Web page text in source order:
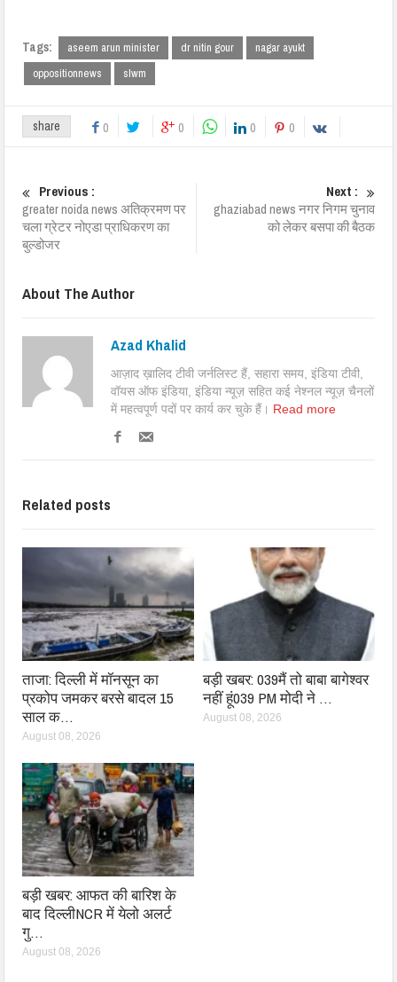
Tags: aseem arun minister dr nitin gour
nagar ayukt
oppositionnews
slwm
share 0 0 0 0
Previous :
greater noida news अतिक्रमण पर
चला ग्रेटर नोएडा प्राधिकरण का
बुल्डोजर
Next :
ghaziabad news नगर निगम चुनाव
को लेकर बसपा की बैठक
About The Author
Azad Khalid
आज़ाद ख़ालिद टीवी जर्नलिस्ट हैं, सहारा समय, इंडिया टीवी,
वॉयस ऑफ इंडिया, इंडिया न्यूज़ सहित कई नेश्नल न्यूज़ चैनलों
में महत्वपूर्ण पदों पर कार्य कर चुके हैं। Read more
Related posts
ताजा: दिल्ली में मॉनसून का
प्रकोप जमकर बरसे बादल 15
साल क…
August 08, 2026
बड़ी खबर: 039मैं तो बाबा बागेश्वर
नहीं हूं039 PM मोदी ने …
August 08, 2026
बड़ी खबर: आफत की बारिश के
बाद दिल्लीNCR में येलो अलर्ट
गु…
August 08, 2026